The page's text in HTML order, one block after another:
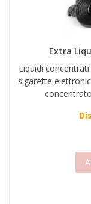
Extra
Liquidi
sigarette